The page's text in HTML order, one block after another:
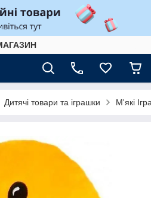
Дитячі товари та іграшки М'які